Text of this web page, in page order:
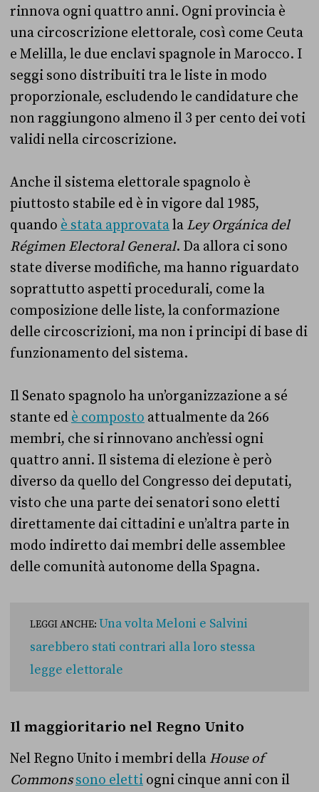
rinnova ogni quattro anni. Ogni provincia è
una circoscrizione elettorale, così come Ceuta
e Melilla, le due enclavi spagnole in Marocco. I
seggi sono distribuiti tra le liste in modo
proporzionale, escludendo le candidature che
non raggiungono almeno il 3 per cento dei voti
validi nella circoscrizione.
Anche il sistema elettorale spagnolo è
piuttosto stabile ed è in vigore dal 1985,
quando è stata approvatala Ley Orgánica del
Régimen Electoral General. Da allora ci sono
state diverse modifiche, ma hanno riguardato
soprattutto aspetti procedurali, come la
composizione delle liste, la conformazione
delle circoscrizioni, ma non i principi di base di
funzionamento del sistema.
Il Senato spagnolo ha un’organizzazione a sé
stante ed è composto attualmente da 266
membri, che si rinnovano anch’essi ogni
quattro anni. Il sistema di elezione è però
diverso da quello del Congresso dei deputati,
visto che una parte dei senatori sono eletti
direttamente dai cittadini e un’altra parte in
modo indiretto dai membri delle assemblee
delle comunità autonome della Spagna.
LEGGI ANCHE: Una volta Meloni e Salvini
sarebbero stati contrari alla loro stessa
legge elettorale
Il maggioritario nel Regno Unito
Nel Regno Unito i membri della House of
Commons sono eletti ogni cinque anni con il